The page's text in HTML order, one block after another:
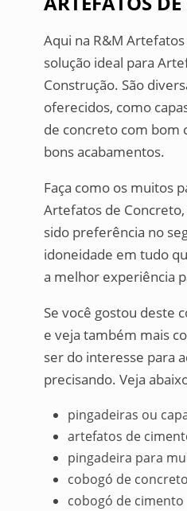
Aqui na R&M
solução ideal para
Construção. São
oferecidos, como
de concreto com bom
bons acabamentos.
Faça como os muitos
Artefatos de
sido preferência no
idoneidade em tudo
a melhor experiência
Se você gostou deste
e veja também mais
ser do interesse para
precisando. Veja
pingadeiras ou
artefatos de
pingadeira para
cobogó de concreto
cobogó de cimento